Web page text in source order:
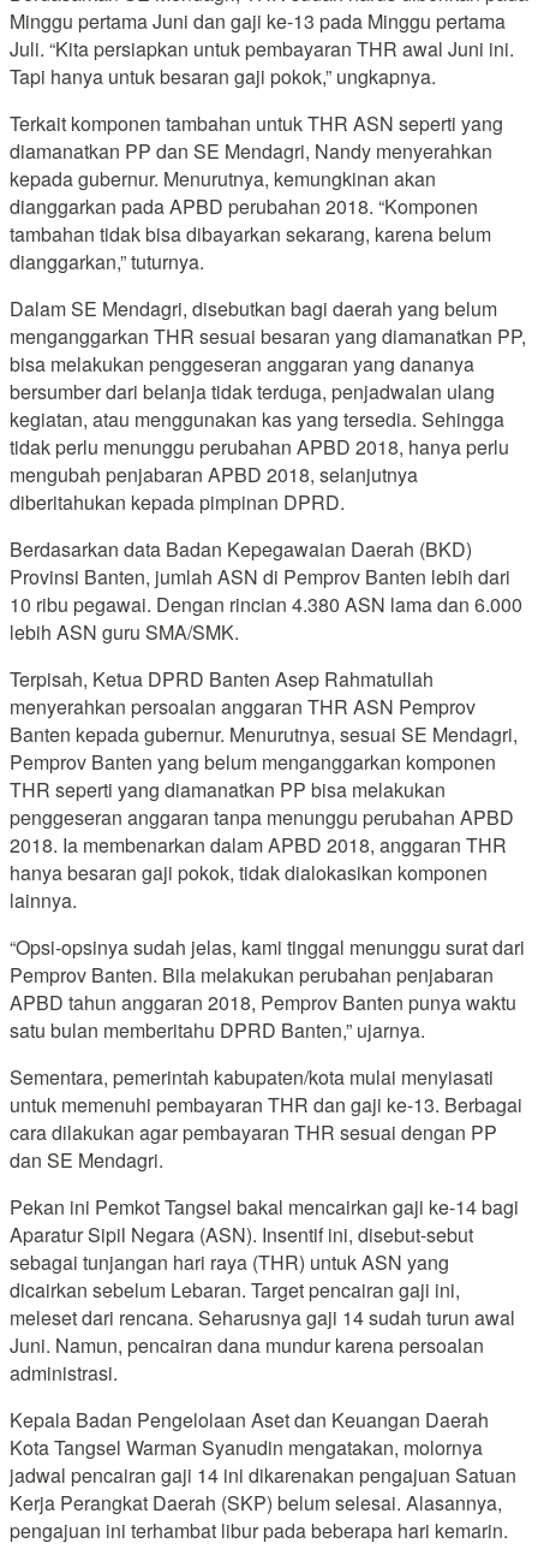
Minggu pertama Juni dan gaji ke-13 pada Minggu pertama
Juli. “Kita persiapkan untuk pembayaran THR awal Juni ini.
Tapi hanya untuk besaran gaji pokok,” ungkapnya.
Terkait komponen tambahan untuk THR ASN seperti yang
diamanatkan PP dan SE Mendagri, Nandy menyerahkan
kepada gubernur. Menurutnya, kemungkinan akan
dianggarkan pada APBD perubahan 2018. “Komponen
tambahan tidak bisa dibayarkan sekarang, karena belum
dianggarkan,” tuturnya.
Dalam SE Mendagri, disebutkan bagi daerah yang belum
menganggarkan THR sesuai besaran yang diamanatkan PP,
bisa melakukan penggeseran anggaran yang dananya
bersumber dari belanja tidak terduga, penjadwalan ulang
kegiatan, atau menggunakan kas yang tersedia. Sehingga
tidak perlu menunggu perubahan APBD 2018, hanya perlu
mengubah penjabaran APBD 2018, selanjutnya
diberitahukan kepada pimpinan DPRD.
Berdasarkan data Badan Kepegawaian Daerah (BKD)
Provinsi Banten, jumlah ASN di Pemprov Banten lebih dari
10 ribu pegawai. Dengan rincian 4.380 ASN lama dan 6.000
lebih ASN guru SMA/SMK.
Terpisah, Ketua DPRD Banten Asep Rahmatullah
menyerahkan persoalan anggaran THR ASN Pemprov
Banten kepada gubernur. Menurutnya, sesuai SE Mendagri,
Pemprov Banten yang belum menganggarkan komponen
THR seperti yang diamanatkan PP bisa melakukan
penggeseran anggaran tanpa menunggu perubahan APBD
2018. Ia membenarkan dalam APBD 2018, anggaran THR
hanya besaran gaji pokok, tidak dialokasikan komponen
lainnya.
“Opsi-opsinya sudah jelas, kami tinggal menunggu surat dari
Pemprov Banten. Bila melakukan perubahan penjabaran
APBD tahun anggaran 2018, Pemprov Banten punya waktu
satu bulan memberitahu DPRD Banten,” ujarnya.
Sementara, pemerintah kabupaten/kota mulai menyiasati
untuk memenuhi pembayaran THR dan gaji ke-13. Berbagai
cara dilakukan agar pembayaran THR sesuai dengan PP
dan SE Mendagri.
Pekan ini Pemkot Tangsel bakal mencairkan gaji ke-14 bagi
Aparatur Sipil Negara (ASN). Insentif ini, disebut-sebut
sebagai tunjangan hari raya (THR) untuk ASN yang
dicairkan sebelum Lebaran. Target pencairan gaji ini,
meleset dari rencana. Seharusnya gaji 14 sudah turun awal
Juni. Namun, pencairan dana mundur karena persoalan
administrasi.
Kepala Badan Pengelolaan Aset dan Keuangan Daerah
Kota Tangsel Warman Syanudin mengatakan, molornya
jadwal pencairan gaji 14 ini dikarenakan pengajuan Satuan
Kerja Perangkat Daerah (SKP) belum selesai. Alasannya,
pengajuan ini terhambat libur pada beberapa hari kemarin.